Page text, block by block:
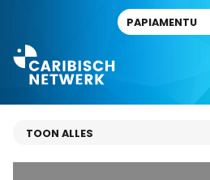
PAPIAMENTU